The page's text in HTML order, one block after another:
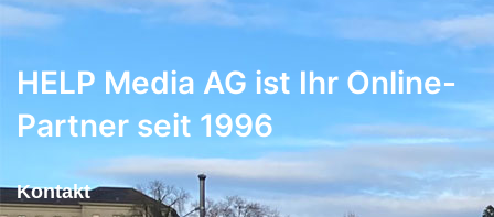
HELP Media AG ist Ihr Online-
Partner seit 1996
Kontakt